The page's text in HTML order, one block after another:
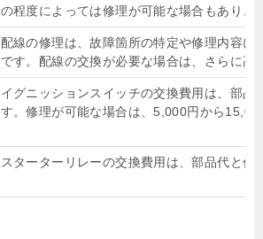
の程度によっては修理が可能な場合もあり
配線の修理は、故障箇所の特定や修理内容
です。配線の交換が必要な場合は、さらに高
イグニッションスイッチの交換費用は、部
す。修理が可能な場合は、5,000円から
スターターリレーの交換費用は、部品代と